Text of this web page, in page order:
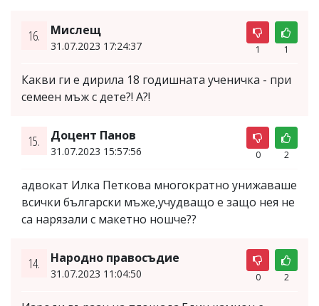
16. Мислещ
31.07.2023 17:24:37 1 1
Какви ги е дирила 18 годишната ученичка - при
семеен мъж с дете?! А?!
15. Доцент Панов
31.07.2023 15:57:56 0 2
адвокат Илка Петкова многократно унижаваше
всички български мъже,учудващо е защо нея не
са нарязали с макетно ношче??
14. Народно правосъдие
31.07.2023 11:04:50 0 2